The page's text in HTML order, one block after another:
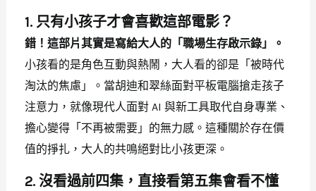
1. 只有小孩子才會喜歡這部電影？
錯！這部片其實是寫給大人的「職場生存啟示錄」。
小孩看的是角色互動與熱鬧，大人看的卻是「被時代
淘汰的焦慮」。當胡迪和翠絲面對平板電腦搶走孩子
注意力，就像現代人面對 AI 與新工具取代自身專業、
擔心變得「不再被需要」的無力感。這種關於存在價
值的掙扎，大人的共鳴絕對比小孩更深。
2. 沒看過前四集，直接看第五集會看不懂